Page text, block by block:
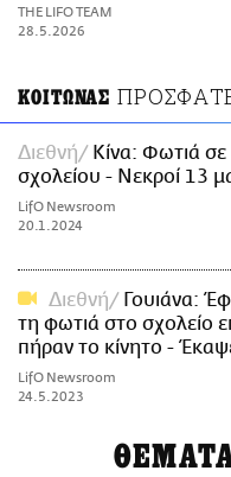
PRINT
THE LIFO TEAM
28.5.2026
ΚΟΙΤΩΝΑΣ
Διεθνή
Κίνα: Φωτιά
σχολείου - Νεκροί 13
LifO Newsroom
20.1.2024
Διεθνή
Γουιάνα:
τη φωτιά στο σχολείο
πήραν το κίνητο -
LifO Newsroom
24.5.2023